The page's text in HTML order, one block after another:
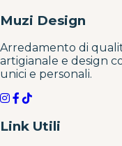
Muzi Design
Arredamento di
artigianale e design
unici e personali.
Link Utili